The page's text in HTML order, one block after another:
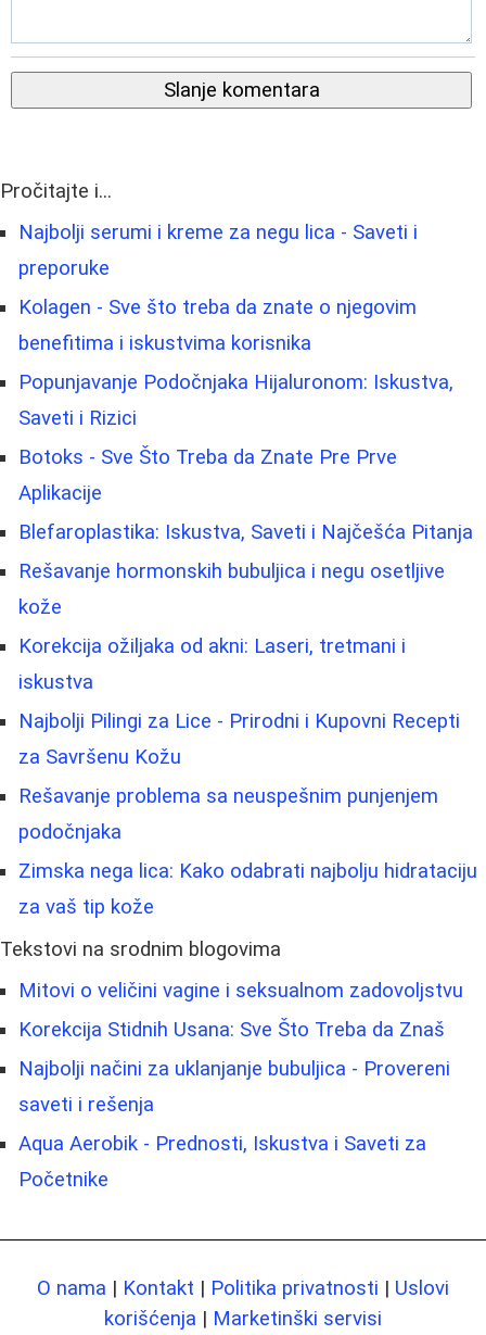
Slanje komentara
Pročitajte i...
Najbolji serumi i kreme za negu lica - Saveti i
preporuke
Kolagen - Sve što treba da znate o njegovim
benefitima i iskustvima korisnika
Popunjavanje Podočnjaka Hijaluronom: Iskustva,
Saveti i Rizici
Botoks - Sve Što Treba da Znate Pre Prve
Aplikacije
Blefaroplastika: Iskustva, Saveti i Najčešća Pitanja
Rešavanje hormonskih bubuljica i negu osetljive
kože
Korekcija ožiljaka od akni: Laseri, tretmani i
iskustva
Najbolji Pilingi za Lice - Prirodni i Kupovni Recepti
za Savršenu Kožu
Rešavanje problema sa neuspešnim punjenjem
podočnjaka
Zimska nega lica: Kako odabrati najbolju hidrataciju
za vaš tip kože
Tekstovi na srodnim blogovima
Mitovi o veličini vagine i seksualnom zadovoljstvu
Korekcija Stidnih Usana: Sve Što Treba da Znaš
Najbolji načini za uklanjanje bubuljica - Provereni
saveti i rešenja
Aqua Aerobik - Prednosti, Iskustva i Saveti za
Početnike
O nama | Kontakt | Politika privatnosti | Uslovi
korišćenja | Marketinški servisi